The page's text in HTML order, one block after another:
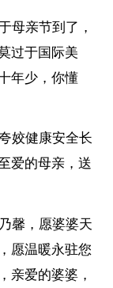
亲节到了，
过于国际美
年少，你懂
姣健康安全长
爱的母亲，送
馨，愿婆婆天
愿温暖永驻您
亲爱的婆婆，